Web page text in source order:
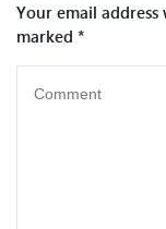
Your email
marked *